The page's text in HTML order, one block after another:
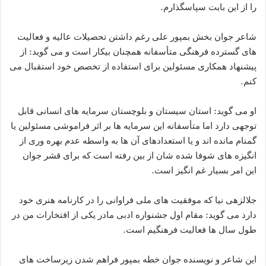
را از این بابت سپاسگذارم.
شاعر جوان بخش بمپور علی رغم داشتن تحصیلات عالیه و فعالیت
های گسترده فرهنگی متأسفانه همچنان بیکار است و می گوید: از
پیشنهاد همکاری مسئولین برای استفاده از تخصص خود استقبال می
کنم.
او می گوید: استان سیستان و بلوچستان سرمایه های انسانی قابل
توجهی دارد اما متأسفانه این سرمایه ها بر اثر فراموشی مسئولین یا
گمنام مانده اند و یا استعدادهای آن ها به واسطه عدم بهره وری از
انگیزه های شوفا شده شان از بین رفته است که برای قشر جوان
این امر بسیار غم انگیز است.
جلالزهی نیا که موفقیت های ملی فراوانی را در کارنامه هنری خود
دارد می گوید: مقام اول جشنواره ادبی مادر یکی از افتخارات من در
طول سال ها فعالیت فرهنگیم است.
این شاعر و نویسنده جوان خطه بمپور فراهم شدن زیرساخت های